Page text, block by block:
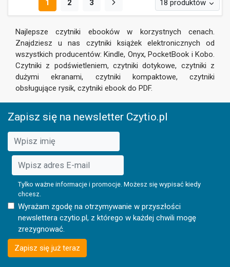
1 2 3 18 produktów
Najlepsze czytniki ebooków w korzystnych cenach.
Znajdziesz u nas czytniki książek elektronicznych od
wszystkich producentów: Kindle, Onyx, PocketBook i Kobo.
Czytniki z podświetleniem, czytniki dotykowe, czytniki z
dużymi ekranami, czytniki kompaktowe, czytniki
obsługujące rysik, czytniki ebook do PDF.
Zapisz się na newsletter Czytio.pl
Tylko ważne informacje i promocje. Możesz się wypisać kiedy
chcesz.
Wyrażam zgodę na otrzymywanie w przyszłości
newslettera czytio.pl, z którego w każdej chwili mogę
zrezygnować.
Zapisz się już teraz